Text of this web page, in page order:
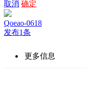
取消 确定
Qoeao-0618
发布1条
更多信息